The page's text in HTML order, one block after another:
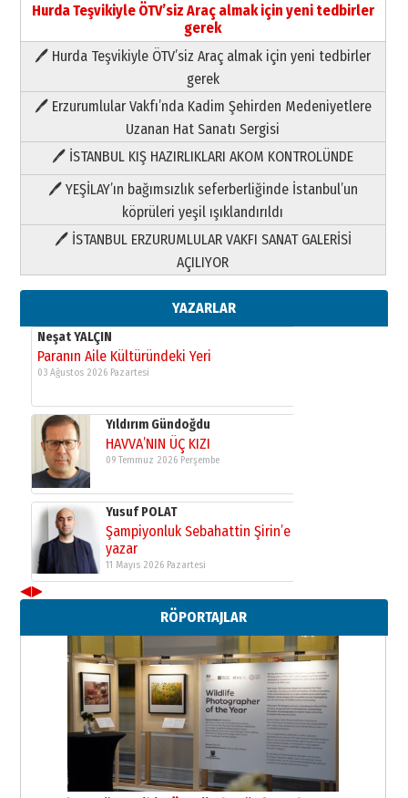
Hurda Teşvikiyle ÖTV’siz Araç almak için yeni tedbirler
gerek
🖊 Hurda Teşvikiyle ÖTV’siz Araç almak için yeni tedbirler
gerek
🖊 Erzurumlular Vakfı’nda Kadim Şehirden Medeniyetlere
Uzanan Hat Sanatı Sergisi
🖊 İSTANBUL KIŞ HAZIRLIKLARI AKOM KONTROLÜNDE
🖊 YEŞİLAY’ın bağımsızlık seferberliğinde İstanbul’un
köprüleri yeşil ışıklandırıldı
🖊 İSTANBUL ERZURUMLULAR VAKFI SANAT GALERİSİ
AÇILIYOR
YAZARLAR
Paranın Aile Kültüründeki Yeri
03 Ağustos 2026 Pazartesi
Yıldırım Gündoğdu
HAVVA’NIN ÜÇ KIZI
09 Temmuz 2026 Perşembe
Yusuf POLAT
Şampiyonluk Sebahattin Şirin’e
11 Mayıs 2026 Pazartesi
Neşat YALÇIN
Paranın Aile Kültüründeki Yeri
03 Ağustos 2026 Pazartesi
Yıldırım Gündoğdu
HAVVA’NIN ÜÇ KIZI
09 Temmuz 2026 Perşembe
Yusuf POLAT
Şampiyonluk Sebahattin Şirin’e
yazar
11 Mayıs 2026 Pazartesi
Neşat YALÇIN
Paranın Aile Kültüründeki Yeri
03 Ağustos 2026 Pazartesi
Yıldırım Gündoğdu
HAVVA’NIN ÜÇ KIZI
09 Temmuz 2026 Perşembe
Yusuf POLAT
Şampiyonluk Sebahattin Şirin’e
◀▶
RÖPORTAJLAR